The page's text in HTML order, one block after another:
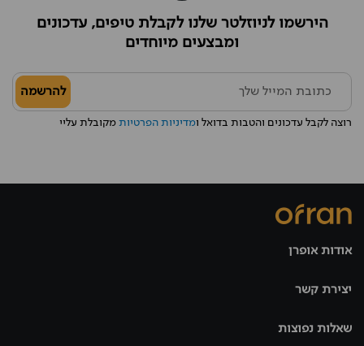
הירשמו לניוזלטר שלנו לקבלת טיפים, עדכונים
ומבצעים מיוחדים
רוצה לקבל עדכונים והטבות בדואל ומדיניות הפרטיות מקובלת עליי
להרשמה
אודות אופרן
יצירת קשר
שאלות נפוצות